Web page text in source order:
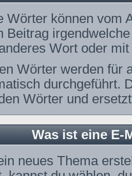
Wörter können vom
Beitrag
Wort oder
Wörter werden für
durchgeführt.
Wörter und
Was ist eine
neues Thema